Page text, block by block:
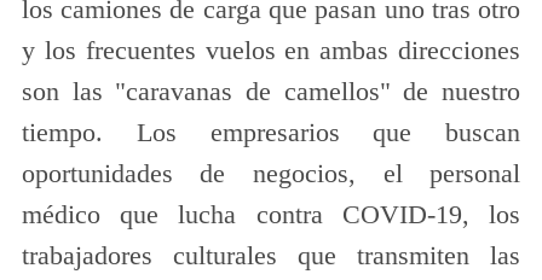
los camiones de carga que pasan uno tras otro
y los frecuentes vuelos en ambas direcciones
son las "caravanas de camellos" de nuestro
tiempo. Los empresarios que buscan
oportunidades de negocios, el personal
médico que lucha contra COVID-19, los
trabajadores culturales que transmiten las